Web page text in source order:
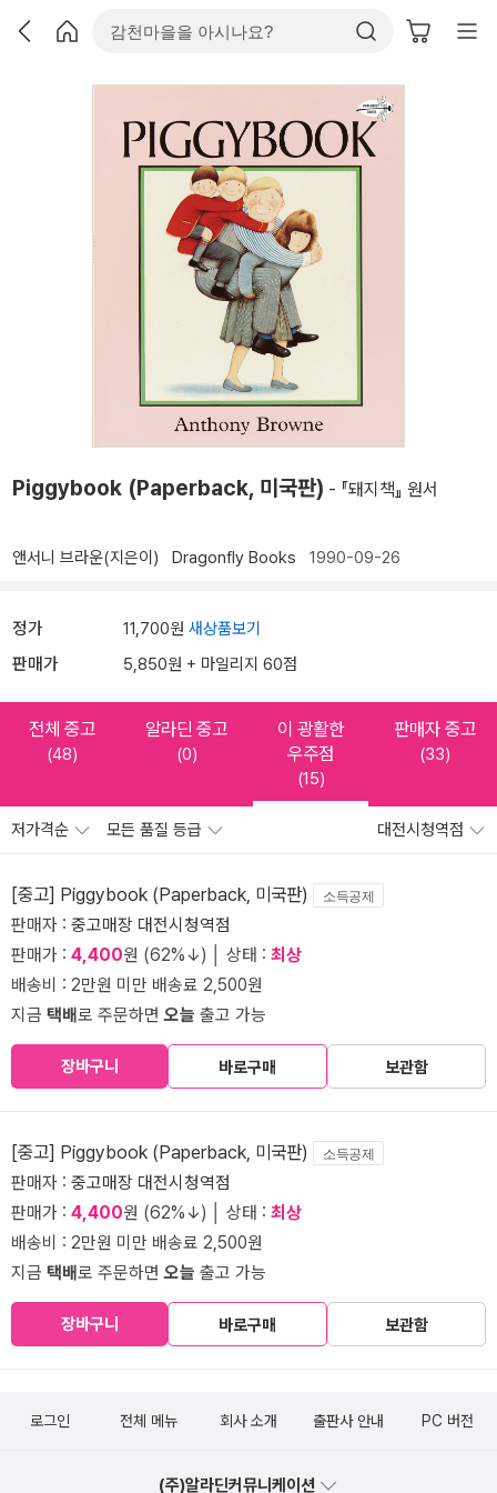
Piggybook (Paperback, 미국판) - 『돼지책』 원서
앤서니 브라운(지은이) Dragonfly Books 1990-09-26
정가 11,700원 새상품보기
판매가 5,850원 + 마일리지 60점
전체 중고
(48)
알라딘 중고
(0)
이 광활한
우주점
(15)
판매자 중고
(33)
저가격순 모든 품질 등급 대전시청역점
[중고] Piggybook (Paperback, 미국판) 소득공제
판매자 : 중고매장 대전시청역점
판매가 : 4,400원 (62%↓) │ 상태 : 최상
배송비 : 2만원 미만 배송료 2,500원
지금 택배로 주문하면오늘 출고 가능
장바구니 바로구매 보관함
[중고] Piggybook (Paperback, 미국판) 소득공제
판매자 : 중고매장 대전시청역점
판매가 : 4,400원 (62%↓) │ 상태 : 최상
배송비 : 2만원 미만 배송료 2,500원
지금 택배로 주문하면오늘 출고 가능
장바구니 바로구매 보관함
로그인 전체 메뉴 회사 소개 출판사 안내 PC 버전
(주)알라딘커뮤니케이션